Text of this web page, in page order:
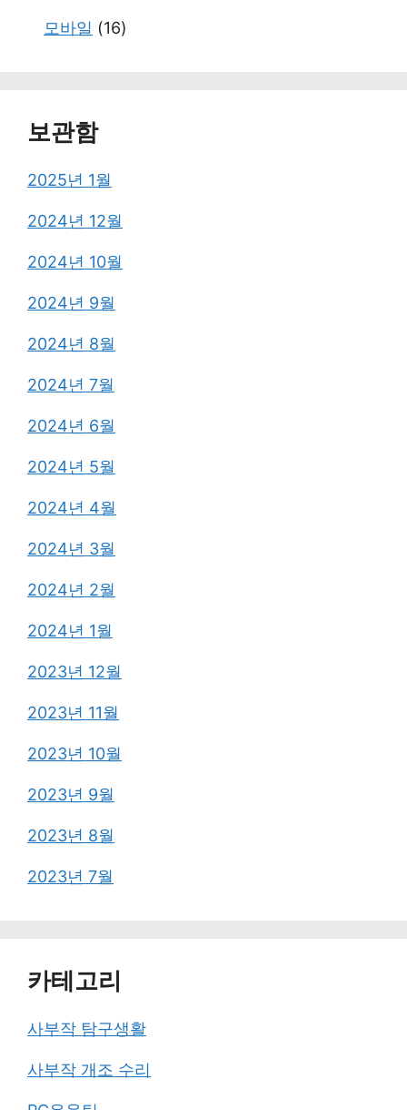
모바일 (16)
보관함
2025년 1월
2024년 12월
2024년 10월
2024년 9월
2024년 8월
2024년 7월
2024년 6월
2024년 5월
2024년 4월
2024년 3월
2024년 2월
2024년 1월
2023년 12월
2023년 11월
2023년 10월
2023년 9월
2023년 8월
2023년 7월
카테고리
사부작 탐구생활
사부작 개조 수리